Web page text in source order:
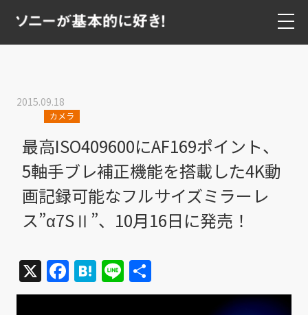
2015.09.18
カメラ
最高ISO409600にAF169ポイント、
5軸手ブレ補正機能を搭載した4K動
画記録可能なフルサイズミラーレ
ス”α7SⅡ”、10月16日に発売！
X Facebook
Hatena
Line
有